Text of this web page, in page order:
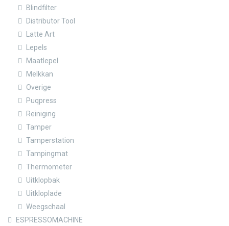
Blindfilter
Distributor Tool
Latte Art
Lepels
Maatlepel
Melkkan
Overige
Puqpress
Reiniging
Tamper
Tamperstation
Tampingmat
Thermometer
Uitklopbak
Uitkloplade
Weegschaal
ESPRESSOMACHINE